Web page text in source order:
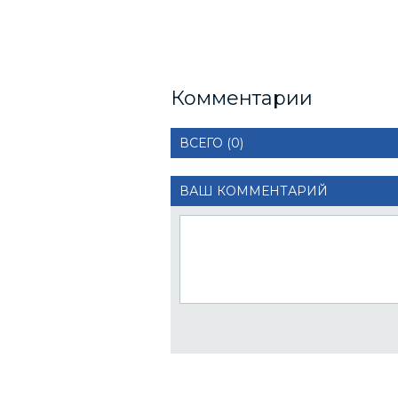
Комментарии
ВСЕГО (0)
ВАШ КОММЕНТАРИЙ